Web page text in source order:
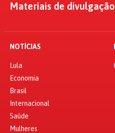
Materiais de divulgação
NOTÍCIAS
Lula
Economia
Brasil
Internacional
Saúde
Mulheres